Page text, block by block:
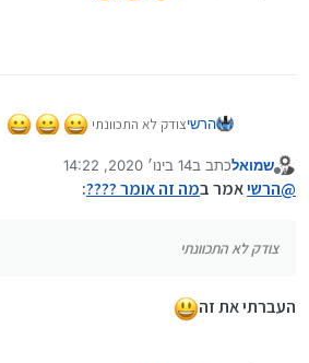
הרשיצודק לא התכוונתי
מנותק
שמואלכתב ב14 בינו׳ 2020, 14:22
נערך לאחרונה על ידי
@הרשיאמר במה זה אומר ????:
צודק לא התכוונתי
העברתי את זה